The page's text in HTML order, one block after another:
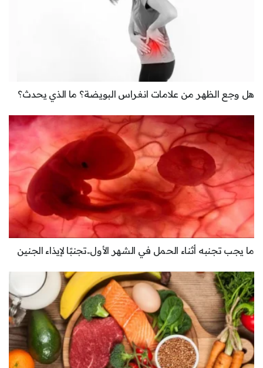
هل وجع الظهر من علامات انغراس البويضة؟ ما الذي يحدث؟
ما يجب تجنبه أثناء الحمل في الشهر الأول..تجنبًا لإيذاء الجنين